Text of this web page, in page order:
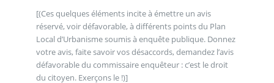
[(Ces quelques éléments incite à émettre un avis
réservé, voir défavorable, à différents points du Plan
Local d’Urbanisme soumis à enquête publique. Donnez
votre avis, faite savoir vos désaccords, demandez l’avis
défavorable du commissaire enquêteur : c’est le droit
du citoyen. Exerçons le !)]